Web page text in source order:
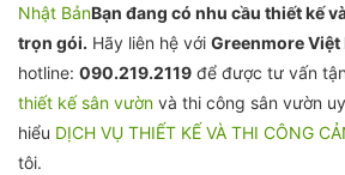
Nhật BảnBạn đang có nhu cầu thiết kế
trọn gói. Hãy liên hệ với Greenmore Việt
hotline: 090.219.2119 để được tư vấn
thiết kế sân vườn và thi công sân vườn
hiểu DỊCH VỤ THIẾT KẾ VÀ THI CÔNG
tôi.